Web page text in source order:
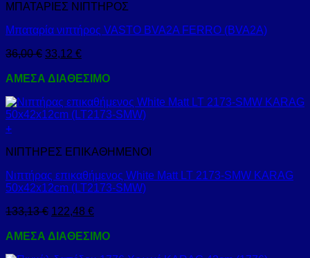
ΜΠΑΤΑΡΙΕΣ ΝΙΠΤΗΡΟΣ
Μπαταρία νιπτήρος VASTO BVA2A FERRO (BVA2A)
36,00€ 33,12 €
ΑΜΕΣΑ ΔΙΑΘΕΣΙΜΟ
+
ΝΙΠΤΗΡΕΣ ΕΠΙΚΑΘΗΜΕΝΟΙ
Νιπτήρας επικαθήμενος White Matt LT 2173-SMW KARAG
50x42x12cm (LT2173-SMW)
133,13€ 122,48 €
ΑΜΕΣΑ ΔΙΑΘΕΣΙΜΟ